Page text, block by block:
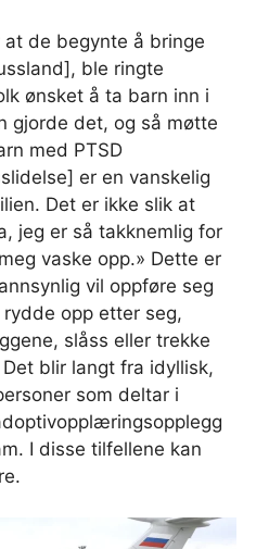
de begynte å bringe
ble ringte
ønsket å ta barn inn i
gjorde det, og så møtte
med PTSD
er en vanskelig
Det er ikke slik at
jeg er så takknemlig for
vaske opp.» Dette er
vil oppføre seg
opp etter seg,
slåss eller trekke
blir langt fra idyllisk,
som deltar i
I disse tilfellene kan